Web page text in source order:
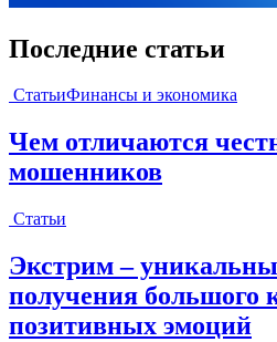
Последние статьи
СтатьиФинансы и экономика
Чем отличаются
мошенников
Статьи
Экстрим –
получения большого
позитивных эмоций